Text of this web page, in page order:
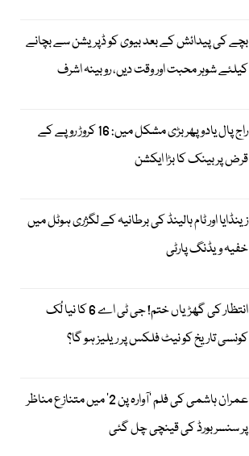
بچے کی پیدائش کے بعد بیوی کو ڈپریشن سے بچانے
کیلئے شوہر محبت اور وقت دیں، روبینہ اشرف
راج پال یادو پھر بڑی مشکل میں: 16 کروڑ روپے کے
قرض پر بینک کا بڑا ایکشن
زینڈایا اور ٹام ہالینڈ کی برطانیہ کے لگژری ہوٹل میں
خفیہ ویڈنگ پارٹی
انتظار کی گھڑیاں ختم! جی ٹی اے 6 کا نیا لُک
کونسی تاریخ کو نیٹ فلکس پر ریلیز ہو گا؟
عمران ہاشمی کی فلم ’آوارہ پن 2‘ میں متنازع مناظر
پر سنسر بورڈ کی قینچی چل گئی